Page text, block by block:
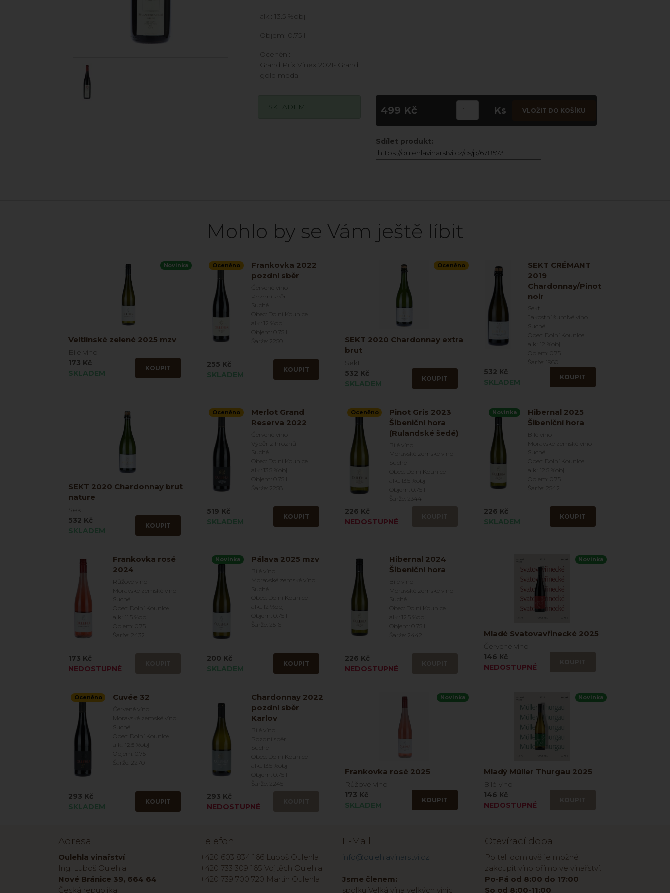
alk.: 13.5 %obj
Objem: 0.75 l
Ocenění:
Grand Prix Vinex 2021- Grand
gold medal
SKLADEM 499 Kč Ks VLOŽIT DO KOŠÍKU
Sdílet produkt:
Mohlo by se Vám ještě líbit
Novinka
Veltlínské zelené 2025 mzv
Bílé víno
173 Kč
SKLADEM
KOUPIT
Oceněno
Frankovka 2022
pozdní sběr
Červené víno
Pozdní sběr
Suché
Obec: Dolní Kounice
alk.: 12 %obj
Objem: 0.75 l
Šarže: 2250
255 Kč
SKLADEM
KOUPIT
Oceněno
SEKT 2020 Chardonnay extra
brut
Sekt
532 Kč
SKLADEM
KOUPIT
SEKT CRÉMANT
2019
Chardonnay/Pinot
noir
Sekt
Jakostní šumivé víno
Suché
Obec: Dolní Kounice
alk.: 12 %obj
Objem: 0.75 l
Šarže: 1960
532 Kč
SKLADEM
KOUPIT
SEKT 2020 Chardonnay brut
nature
Sekt
532 Kč
SKLADEM
KOUPIT
Oceněno
Merlot Grand
Reserva 2022
Červené víno
Výběr z hroznů
Suché
Obec: Dolní Kounice
alk.: 13.5 %obj
Objem: 0.75 l
Šarže: 2258
519 Kč
SKLADEM
KOUPIT
Oceněno
Pinot Gris 2023
Šibeniční hora
(Rulandské šedé)
Bílé víno
Moravské zemské víno
Suché
Obec: Dolní Kounice
alk.: 13.5 %obj
Objem: 0.75 l
Šarže: 2344
226 Kč
NEDOSTUPNÉ
Novinka
Hibernal 2025
Šibeniční hora
Bílé víno
Moravské zemské víno
Suché
Obec: Dolní Kounice
alk.: 12.5 %obj
Objem: 0.75 l
Šarže: 2542
226 Kč
SKLADEM
KOUPIT
Frankovka rosé
2024
Růžové víno
Moravské zemské víno
Suché
Obec: Dolní Kounice
alk.: 11.5 %obj
Objem: 0.75 l
Šarže: 2432
173 Kč
NEDOSTUPNÉ
Novinka Pálava 2025 mzv
Bílé víno
Moravské zemské víno
Suché
Obec: Dolní Kounice
alk.: 12 %obj
Objem: 0.75 l
Šarže: 2516
200 Kč
SKLADEM
KOUPIT
Hibernal 2024
Šibeniční hora
Bílé víno
Moravské zemské víno
Suché
Obec: Dolní Kounice
alk.: 12.5 %obj
Objem: 0.75 l
Šarže: 2442
226 Kč
NEDOSTUPNÉ
Novinka
Mladé Svatovavřinecké 2025
Červené víno
146 Kč
NEDOSTUPNÉ
Oceněno Cuvée 32
Červené víno
Moravské zemské víno
Suché
Obec: Dolní Kounice
alk.: 12.5 %obj
Objem: 0.75 l
Šarže: 2270
293 Kč
SKLADEM
KOUPIT
Chardonnay 2022
pozdní sběr
Karlov
Bílé víno
Pozdní sběr
Suché
Obec: Dolní Kounice
alk.: 13.5 %obj
Objem: 0.75 l
Šarže: 2245
293 Kč
NEDOSTUPNÉ
Novinka
Frankovka rosé 2025
Růžové víno
173 Kč
SKLADEM
KOUPIT
Novinka
Mladý Müller Thurgau 2025
Bílé víno
146 Kč
NEDOSTUPNÉ
Adresa
Oulehla vinařství
Ing. Luboš Oulehla
Nové Bránice 39, 664 64
Česká republika
Telefon
+420 603 834 166 Luboš Oulehla
+420 733 309 165 Vojtěch Oulehla
+420 739 700 720 Martin Oulehla
E-Mail
info@oulehlavinarstvi.cz
Jsme členem:
spolku Velká vína velkých vinic
Otevírací doba
Po tel. domluvě je možné
zakoupit víno přímo ve vinařství:
Po-Pá od 8:00 do 17:00
So od 8:00-11:00